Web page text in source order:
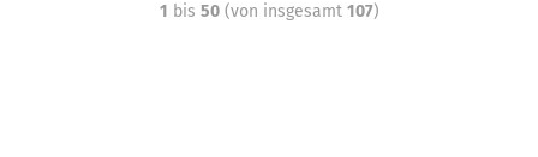
1 bis 50(von insgesamt 107)